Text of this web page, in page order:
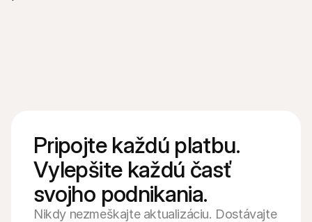
Pripojte každú platbu.
Vylepšite každú časť
svojho podnikania.
Nikdy nezmeškajte aktualizáciu. Dostávajte